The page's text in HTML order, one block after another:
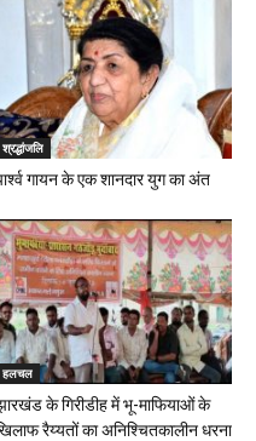
श्रद्धांजलि
गायन के एक शानदार युग का अंत
हलचल
के गिरीडीह में भू-माफियाओं के
रैय्यतों का अनिश्चितकालीन धरना